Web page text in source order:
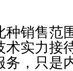
种销售范
术实力接
务，只是